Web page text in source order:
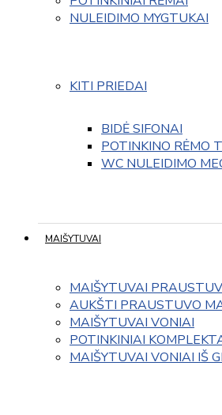
NULEIDIMO MYGTUKAI
KITI PRIEDAI
BIDĖ SIFONAI
POTINKINO RĖMO
WC NULEIDIMO
MAIŠYTUVAI
MAIŠYTUVAI
AUKŠTI PRAUSTUVO
MAIŠYTUVAI VONIAI
POTINKINIAI
MAIŠYTUVAI VONIAI IŠ